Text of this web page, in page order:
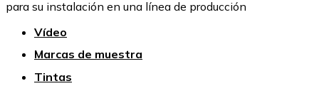
Vídeo
Marcas de muestra
Tintas